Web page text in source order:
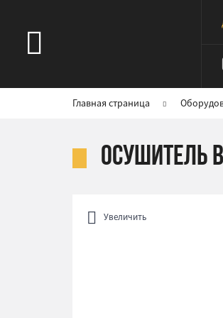
Главная страница
Осушитель
Увеличить